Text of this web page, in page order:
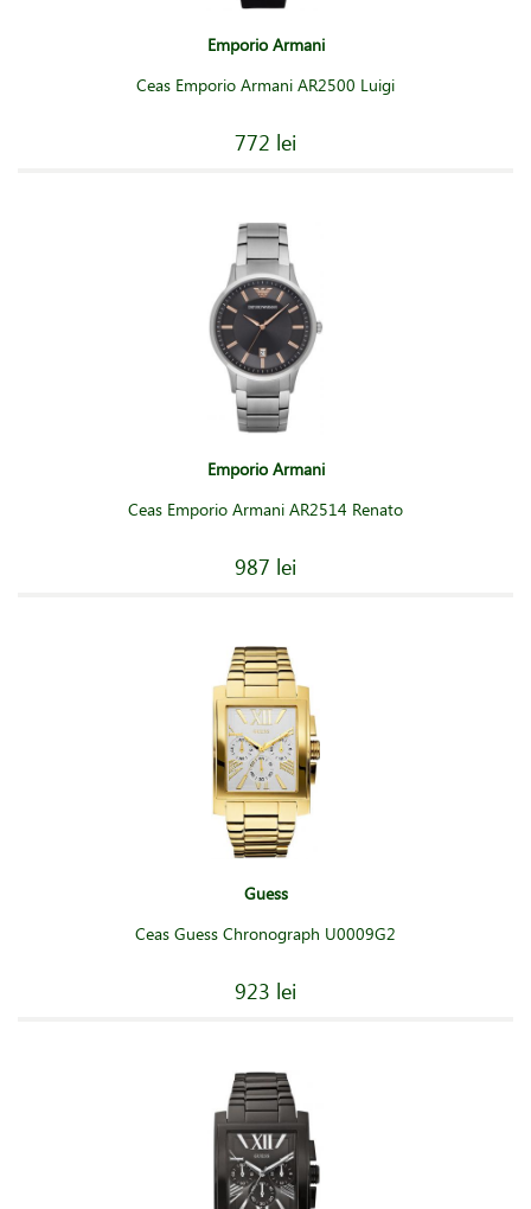
Emporio Armani
Ceas Emporio Armani AR2500 Luigi
772 lei
Emporio Armani
Ceas Emporio Armani AR2514 Renato
987 lei
Guess
Ceas Guess Chronograph U0009G2
923 lei